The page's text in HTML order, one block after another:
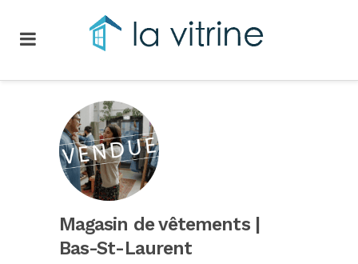
Magasin de vêtements |
Bas-St-Laurent